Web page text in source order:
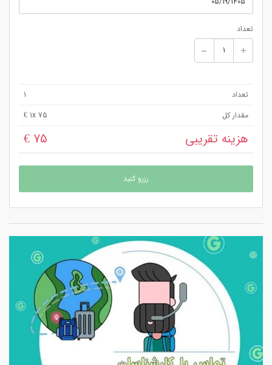
تعداد
تعداد
1
مقدار کل
1x 75 €
هزینه تقریبی 75 €
رزرو کنید